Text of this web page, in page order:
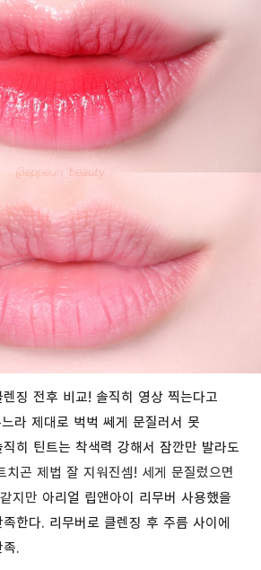
징 전후 비교! 솔직히 영상 찍는다고
라 제대로 벅벅 쎄게 문질러서 못
히 틴트는 착색력 강해서 잠깐만 발라도
치곤 제법 잘 지워진셈! 세게 문질렀으면
지만 아리얼 립앤아이 리무버 사용했을
한다. 리무버로 클렌징 후 주름 사이에
족.